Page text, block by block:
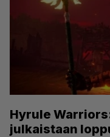
Hyrule
julkaistaan